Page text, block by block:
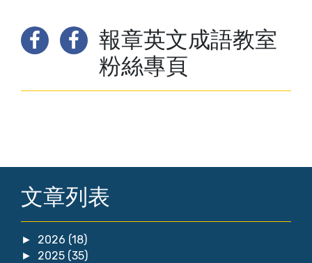
報章英文成語教室
粉絲專頁
文章列表
► 2026 (18)
► 2025 (35)